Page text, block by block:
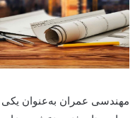
مهندسی عمران به‌عنوان